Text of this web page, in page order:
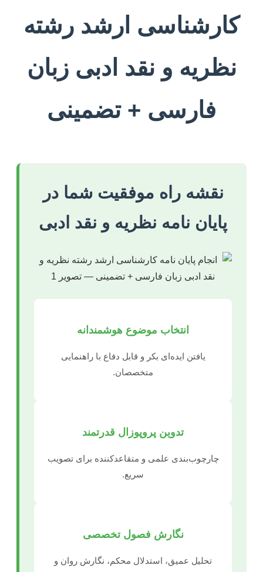
کارشناسی ارشد رشته
نظریه و نقد ادبی زبان
فارسی + تضمینی
نقشه راه موفقیت شما در
پایان نامه نظریه و نقد ادبی
انتخاب موضوع هوشمندانه
یافتن ایده‌ای بکر و قابل دفاع با راهنمایی
متخصصان.
تدوین پروپوزال قدرتمند
چارچوب‌بندی علمی و متقاعدکننده برای تصویب
سریع.
نگارش فصول تخصصی
تحلیل عمیق، استدلال محکم، نگارش روان و